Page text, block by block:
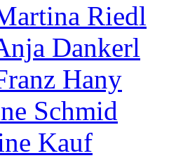
Riedl
Dankerl
Hany
Schmid
Kauf